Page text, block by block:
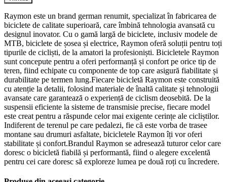
Raymon este un brand german renumit, specializat în fabricarea de
biciclete de calitate superioară, care îmbină tehnologia avansată cu
designul inovator. Cu o gamă largă de biciclete, inclusiv modele de
MTB, biciclete de șosea și electrice, Raymon oferă soluții pentru toți
tipurile de cicliști, de la amatori la profesioniști. Bicicletele Raymon
sunt concepute pentru a oferi performanță și confort pe orice tip de
teren, fiind echipate cu componente de top care asigură fiabilitate și
durabilitate pe termen lung.Fiecare bicicletă Raymon este construită
cu atenție la detalii, folosind materiale de înaltă calitate și tehnologii
avansate care garantează o experiență de ciclism deosebită. De la
suspensii eficiente la sisteme de transmisie precise, fiecare model
este creat pentru a răspunde celor mai exigente cerințe ale cicliștilor.
Indiferent de terenul pe care pedalezi, fie că este vorba de trasee
montane sau drumuri asfaltate, bicicletele Raymon îți vor oferi
stabilitate și confort.Brandul Raymon se adresează tuturor celor care
doresc o bicicletă fiabilă și performantă, fiind o alegere excelentă
pentru cei care doresc să exploreze lumea pe două roți cu încredere.